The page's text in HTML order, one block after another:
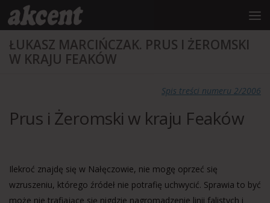
treści
Przejdź do treści
ŁUKASZ MARCIŃCZAK. PRUS I ŻEROMSKI
W KRAJU FEAKÓW
Spis treści numeru 2/2006
Prus i Żeromski w kraju Feaków
Ilekroć znajdę się w Nałęczowie, nie mogę oprzeć się
wzruszeniu, którego źródeł nie potrafię uchwycić. Sprawia to być
może nie trafiające się nigdzie nagromadzenie linii falistych i